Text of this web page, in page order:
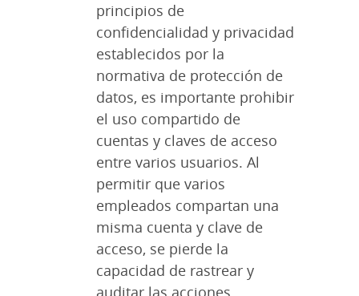
principios de
confidencialidad y privacidad
establecidos por la
normativa de protección de
datos, es importante prohibir
el uso compartido de
cuentas y claves de acceso
entre varios usuarios. Al
permitir que varios
empleados compartan una
misma cuenta y clave de
acceso, se pierde la
capacidad de rastrear y
auditar las acciones